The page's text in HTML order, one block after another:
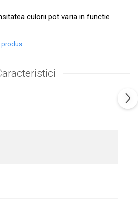
culorii pot varia in functie